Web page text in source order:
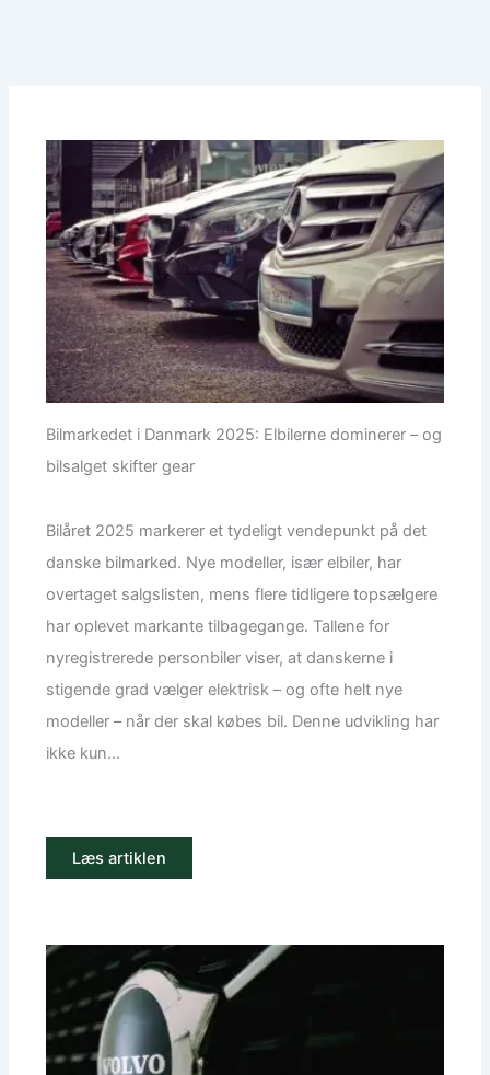
Bilmarkedet i Danmark 2025: Elbilerne dominerer – og
bilsalget skifter gear
Bilåret 2025 markerer et tydeligt vendepunkt på det
danske bilmarked. Nye modeller, især elbiler, har
overtaget salgslisten, mens flere tidligere topsælgere
har oplevet markante tilbagegange. Tallene for
nyregistrerede personbiler viser, at danskerne i
stigende grad vælger elektrisk – og ofte helt nye
modeller – når der skal købes bil. Denne udvikling har
ikke kun...
Læs artiklen